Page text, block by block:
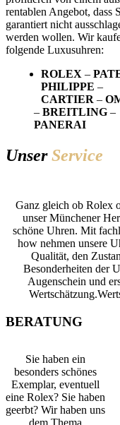
rentablen Angebot, dass
garantiert nicht
werden wollen. Wir
folgende Luxusuhren:
ROLEX –
PHILIPPE –
CARTIER –
– BREITLING –
PANERAI
UnserService
Ganz gleich ob Rolex
unser Münchener
schöne Uhren. Mit
how nehmen unsere
Qualität, den
Besonderheiten der
Augenschein und
BERATUNG
Sie haben ein
besonders schönes
Exemplar, eventuell
eine Rolex? Sie haben
geerbt? Wir haben uns
dem Thema